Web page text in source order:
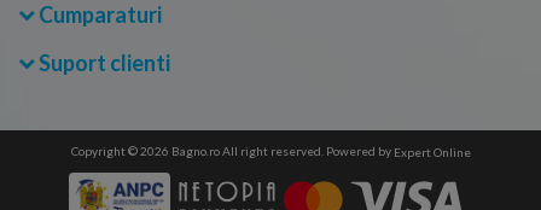
Cumparaturi
Suport clienti
Copyright © 2026 Bagno.ro All right reserved. Powered by Expert Online